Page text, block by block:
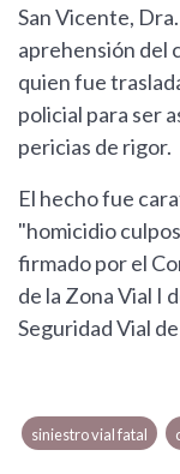
San Vicente,
aprehensión del
quien fue
policial para ser
pericias de rigor.
El hecho fue
"homicidio
firmado por el
de la Zona Vial I
Seguridad Vial
siniestro vial fatal